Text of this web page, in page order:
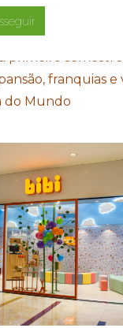
primeiro
franquias e
do Mundo